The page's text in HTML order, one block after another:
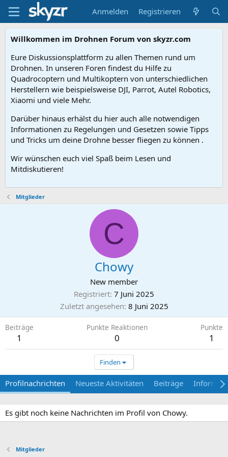
Anmelden Registrieren
Willkommen im Drohnen Forum von skyzr.com
Eure Diskussionsplattform zu allen Themen rund um
Drohnen. In unseren Foren findest du Hilfe zu
Quadrocoptern und Multikoptern von unterschiedlichen
Herstellern wie beispielsweise DJI, Parrot, Autel Robotics,
Xiaomi und viele Mehr.
Darüber hinaus erhälst du hier auch alle notwendigen
Informationen zu Regelungen und Gesetzen sowie Tipps
und Tricks um deine Drohne besser fliegen zu können .
Wir wünschen euch viel Spaß beim Lesen und
Mitdiskutieren!
Mitglieder
C
Chowy
New member
Registriert 7 Juni 2025
Zuletzt angesehen 8 Juni 2025
Beiträge
1
Punkte Reaktionen
0
Punkte
1
Finden
Profilnachrichten Neueste Aktivitäten Beiträge
Es gibt noch keine Nachrichten im Profil von Chowy.
Mitglieder